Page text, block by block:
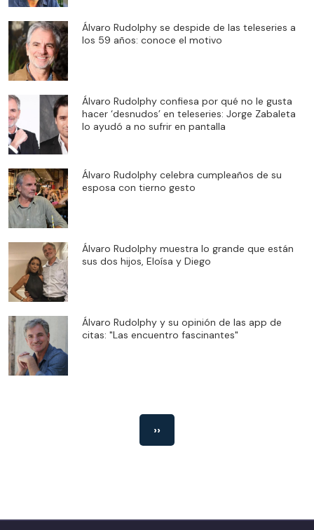
Álvaro Rudolphy se despide de las teleseries a
los 59 años: conoce el motivo
Álvaro Rudolphy confiesa por qué no le gusta
hacer ‘desnudos’ en teleseries: Jorge Zabaleta
lo ayudó a no sufrir en pantalla
Álvaro Rudolphy celebra cumpleaños de su
esposa con tierno gesto
Álvaro Rudolphy muestra lo grande que están
sus dos hijos, Eloísa y Diego
Álvaro Rudolphy y su opinión de las app de
citas: "Las encuentro fascinantes"
››